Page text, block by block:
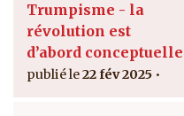
Trumpisme - la
révolution est
d’abord conceptuelle
22 fév 2025